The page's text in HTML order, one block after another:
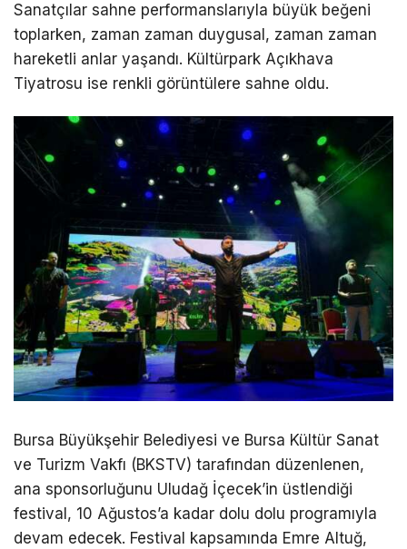
Sanatçılar sahne performanslarıyla büyük beğeni
toplarken, zaman zaman duygusal, zaman zaman
hareketli anlar yaşandı. Kültürpark Açıkhava
Tiyatrosu ise renkli görüntülere sahne oldu.
Bursa Büyükşehir Belediyesi ve Bursa Kültür Sanat
ve Turizm Vakfı (BKSTV) tarafından düzenlenen,
ana sponsorluğunu Uludağ İçecek’in üstlendiği
festival, 10 Ağustos’a kadar dolu dolu programıyla
devam edecek. Festival kapsamında Emre Altuğ,